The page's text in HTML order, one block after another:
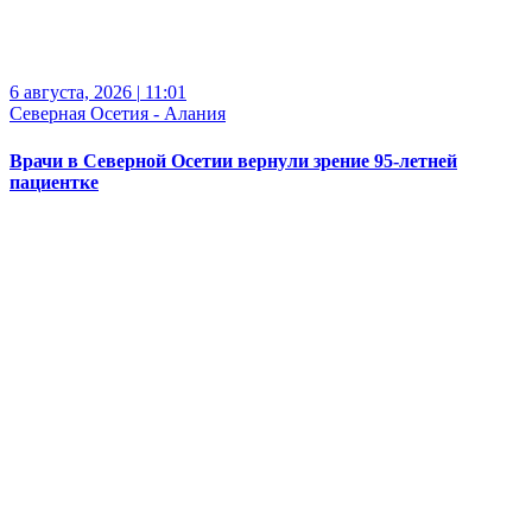
6 августа, 2026 | 11:01
Северная Осетия - Алания
Врачи в Северной Осетии вернули зрение 95-летней
пациентке